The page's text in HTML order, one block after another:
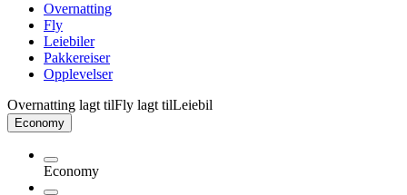
Overnatting
Fly
Leiebiler
Pakkereiser
Opplevelser
Overnatting lagt tilFly lagt tilLeiebil
Economy
Economy